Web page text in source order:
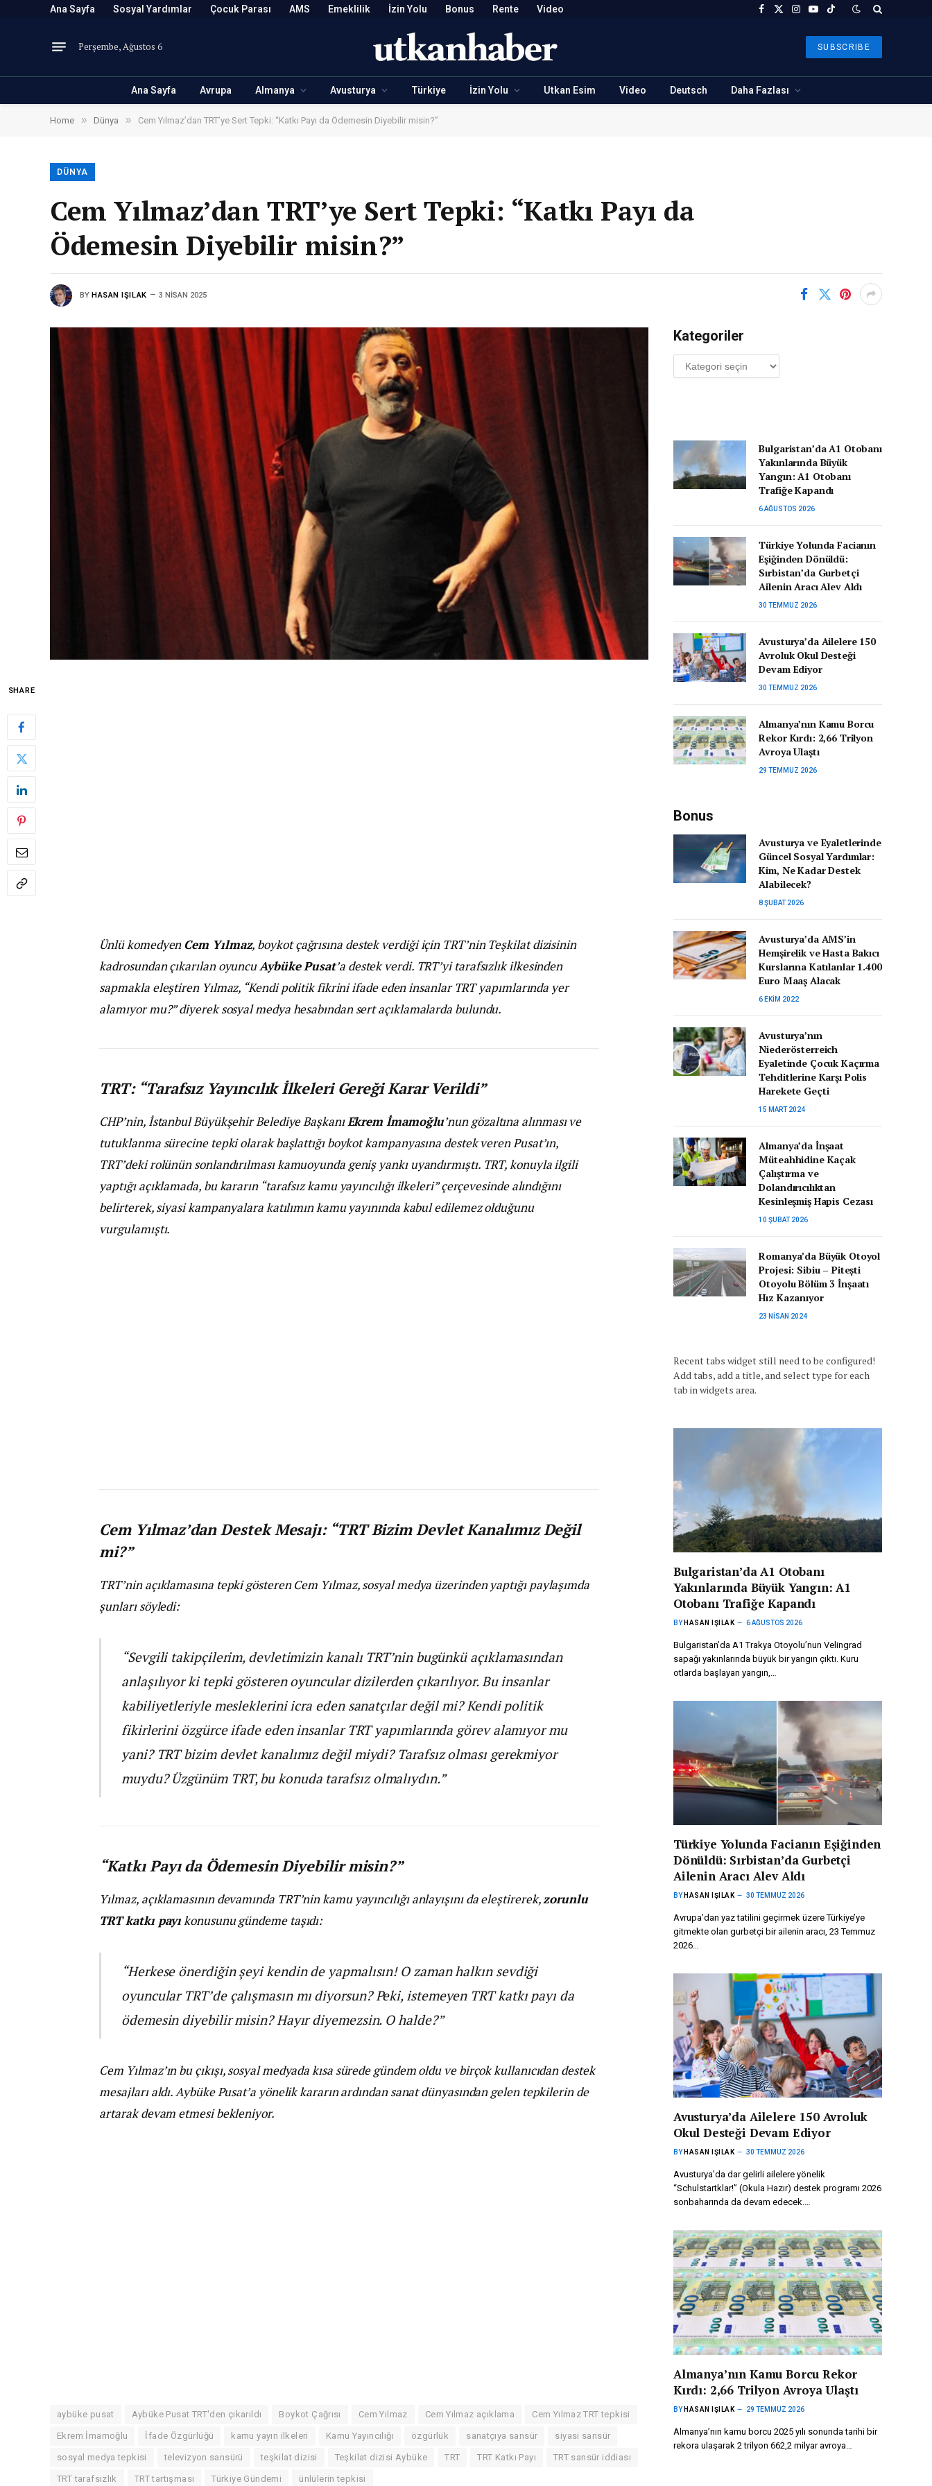
Ana Sayfa Sosyal Yardımlar Çocuk Parası AMS Emeklilik İzin Yolu Bonus Rente Video Facebook
X
Instagram
YouTubeTikTok
Perşembe, Ağustos 6 SUBSCRIBE
Ana Sayfa Avrupa Almanya Avusturya Türkiye İzin Yolu Utkan Esim Video Deutsch Daha Fazlası
Home » Dünya » Cem Yılmaz’dan TRT’ye Sert Tepki: “Katkı Payı da Ödemesin Diyebilir misin?”
DÜNYA
Cem Yılmaz’dan TRT’ye Sert Tepki: “Katkı Payı da
Ödemesin Diyebilir misin?”
BY HASAN IŞILAK 3 NISAN 2025
SHARE
Ünlü komedyenCem Yılmaz, boykot çağrısına destek verdiği için TRT’nin Teşkilat dizisinin
kadrosundan çıkarılan oyuncuAybüke Pusat’a destek verdi. TRT’yi tarafsızlık ilkesinden
sapmakla eleştiren Yılmaz, “Kendi politik fikrini ifade eden insanlar TRT yapımlarında yer
alamıyor mu?” diyerek sosyal medya hesabından sert açıklamalarda bulundu.
TRT: “Tarafsız Yayıncılık İlkeleri Gereği Karar Verildi”
CHP’nin, İstanbul Büyükşehir Belediye BaşkanıEkrem İmamoğlu’nun gözaltına alınması ve
tutuklanma sürecine tepki olarak başlattığı boykot kampanyasına destek veren Pusat’ın,
TRT’deki rolünün sonlandırılması kamuoyunda geniş yankı uyandırmıştı. TRT, konuyla ilgili
yaptığı açıklamada, bu kararın “tarafsız kamu yayıncılığı ilkeleri” çerçevesinde alındığını
belirterek, siyasi kampanyalara katılımın kamu yayınında kabul edilemez olduğunu
vurgulamıştı.
Cem Yılmaz’dan Destek Mesajı: “TRT Bizim Devlet Kanalımız Değil
mi?”
TRT’nin açıklamasına tepki gösteren Cem Yılmaz, sosyal medya üzerinden yaptığı paylaşımda
şunları söyledi:
“Sevgili takipçilerim, devletimizin kanalı TRT’nin bugünkü açıklamasından
anlaşılıyor ki tepki gösteren oyuncular dizilerden çıkarılıyor. Bu insanlar
kabiliyetleriyle mesleklerini icra eden sanatçılar değil mi? Kendi politik
fikirlerini özgürce ifade eden insanlar TRT yapımlarında görev alamıyor mu
yani? TRT bizim devlet kanalımız değil miydi? Tarafsız olması gerekmiyor
muydu? Üzgünüm TRT, bu konuda tarafsız olmalıydın.”
“Katkı Payı da Ödemesin Diyebilir misin?”
Yılmaz, açıklamasının devamında TRT’nin kamu yayıncılığı anlayışını da eleştirerek,zorunlu
TRT katkı payıkonusunu gündeme taşıdı:
“Herkese önerdiğin şeyi kendin de yapmalısın! O zaman halkın sevdiği
oyuncular TRT’de çalışmasın mı diyorsun? Peki, istemeyen TRT katkı payı da
ödemesin diyebilir misin? Hayır diyemezsin. O halde?”
Cem Yılmaz’ın bu çıkışı, sosyal medyada kısa sürede gündem oldu ve birçok kullanıcıdan destek
mesajları aldı. Aybüke Pusat’a yönelik kararın ardından sanat dünyasından gelen tepkilerin de
artarak devam etmesi bekleniyor.
aybüke pusat Aybüke Pusat TRT'den çıkarıldı Boykot Çağrısı Cem Yılmaz Cem Yılmaz açıklama Cem Yılmaz TRT tepkisi
Ekrem İmamoğlu İfade Özgürlüğü kamu yayın ilkeleri Kamu Yayıncılığı özgürlük sanatçıya sansür siyasi sansür
sosyal medya tepkisi televizyon sansürü teşkilat dizisi Teşkilat dizisi Aybüke TRT TRT Katkı Payı TRT sansür iddiası
TRT tarafsızlık TRT tartışması Türkiye Gündemi ünlülerin tepkisi
Kategoriler
Kategoriler
Bulgaristan’da A1 Otobanı
Yakınlarında Büyük
Yangın: A1 Otobanı
Trafiğe Kapandı
6 AĞUSTOS 2026
Türkiye Yolunda Facianın
Eşiğinden Dönüldü:
Sırbistan’da Gurbetçi
Ailenin Aracı Alev Aldı
30 TEMMUZ 2026
Avusturya’da Ailelere 150
Avroluk Okul Desteği
Devam Ediyor
30 TEMMUZ 2026
Almanya’nın Kamu Borcu
Rekor Kırdı: 2,66 Trilyon
Avroya Ulaştı
29 TEMMUZ 2026
Bonus
Avusturya ve Eyaletlerinde
Güncel Sosyal Yardımlar:
Kim, Ne Kadar Destek
Alabilecek?
8 ŞUBAT 2026
Avusturya’da AMS’in
Hemşirelik ve Hasta Bakıcı
Kurslarına Katılanlar 1.400
Euro Maaş Alacak
6 EKIM 2022
Avusturya’nın
Niederösterreich
Eyaletinde Çocuk Kaçırma
Tehditlerine Karşı Polis
Harekete Geçti
15 MART 2024
Almanya’da İnşaat
Müteahhidine Kaçak
Çalıştırma ve
Dolandırıcılıktan
Kesinleşmiş Hapis Cezası
10 ŞUBAT 2026
Romanya’da Büyük Otoyol
Projesi: Sibiu – Pitești
Otoyolu Bölüm 3 İnşaatı
Hız Kazanıyor
23 NISAN 2024
Recent tabs widget still need to be configured!
Add tabs, add a title, and select type for each
tab in widgets area.
Bulgaristan’da A1 Otobanı
Yakınlarında Büyük Yangın: A1
Otobanı Trafiğe Kapandı
BY HASAN IŞILAK 6 AĞUSTOS 2026
Bulgaristan’da A1 Trakya Otoyolu’nun Velingrad
sapağı yakınlarında büyük bir yangın çıktı. Kuru
otlarda başlayan yangın,…
Türkiye Yolunda Facianın Eşiğinden
Dönüldü: Sırbistan’da Gurbetçi
Ailenin Aracı Alev Aldı
BY HASAN IŞILAK 30 TEMMUZ 2026
Avrupa’dan yaz tatilini geçirmek üzere Türkiye’ye
gitmekte olan gurbetçi bir ailenin aracı, 23 Temmuz
2026…
Avusturya’da Ailelere 150 Avroluk
Okul Desteği Devam Ediyor
BY HASAN IŞILAK 30 TEMMUZ 2026
Avusturya’da dar gelirli ailelere yönelik
“Schulstartklar!” (Okula Hazır) destek programı 2026
sonbaharında da devam edecek.…
Almanya’nın Kamu Borcu Rekor
Kırdı: 2,66 Trilyon Avroya Ulaştı
BY HASAN IŞILAK 29 TEMMUZ 2026
Almanya’nın kamu borcu 2025 yılı sonunda tarihi bir
rekora ulaşarak 2 trilyon 662,2 milyar avroya…